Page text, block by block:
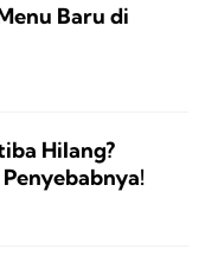
Baru di
Hilang?